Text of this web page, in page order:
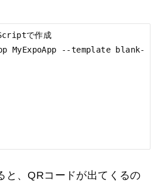
で作成
MyExpoApp --template blank-
と、QRコードが出てくるの